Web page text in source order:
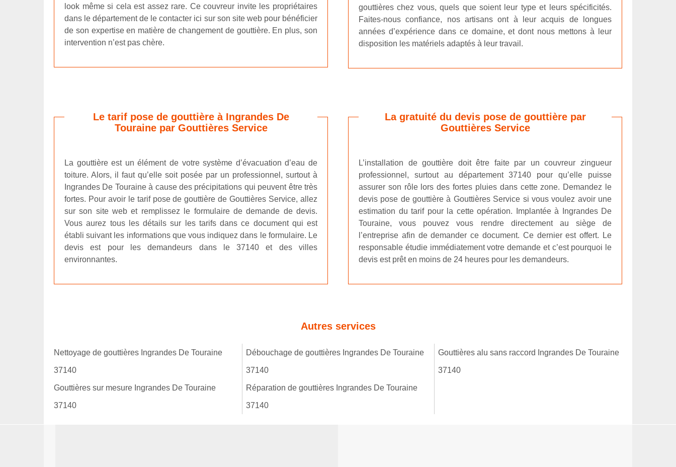
look même si cela est assez rare. Ce couvreur invite les propriétaires
dans le département de le contacter ici sur son site web pour bénéficier
de son expertise en matière de changement de gouttière. En plus, son
intervention n’est pas chère.
gouttières chez vous, quels que soient leur type et leurs spécificités.
Faites-nous confiance, nos artisans ont à leur acquis de longues
années d’expérience dans ce domaine, et dont nous mettons à leur
disposition les matériels adaptés à leur travail.
Le tarif pose de gouttière à Ingrandes De
Touraine par Gouttières Service
La gouttière est un élément de votre système d’évacuation d’eau de
toiture. Alors, il faut qu’elle soit posée par un professionnel, surtout à
Ingrandes De Touraine à cause des précipitations qui peuvent être très
fortes. Pour avoir le tarif pose de gouttière de Gouttières Service, allez
sur son site web et remplissez le formulaire de demande de devis.
Vous aurez tous les détails sur les tarifs dans ce document qui est
établi suivant les informations que vous indiquez dans le formulaire. Le
devis est pour les demandeurs dans le 37140 et des villes
environnantes.
La gratuité du devis pose de gouttière par
Gouttières Service
L’installation de gouttière doit être faite par un couvreur zingueur
professionnel, surtout au département 37140 pour qu’elle puisse
assurer son rôle lors des fortes pluies dans cette zone. Demandez le
devis pose de gouttière à Gouttières Service si vous voulez avoir une
estimation du tarif pour la cette opération. Implantée à Ingrandes De
Touraine, vous pouvez vous rendre directement au siège de
l’entreprise afin de demander ce document. Ce dernier est offert. Le
responsable étudie immédiatement votre demande et c’est pourquoi le
devis est prêt en moins de 24 heures pour les demandeurs.
Autres services
Nettoyage de gouttières Ingrandes De Touraine
37140
Gouttières sur mesure Ingrandes De Touraine
37140
Débouchage de gouttières Ingrandes De Touraine
37140
Réparation de gouttières Ingrandes De Touraine
37140
Gouttières alu sans raccord Ingrandes De Touraine
37140